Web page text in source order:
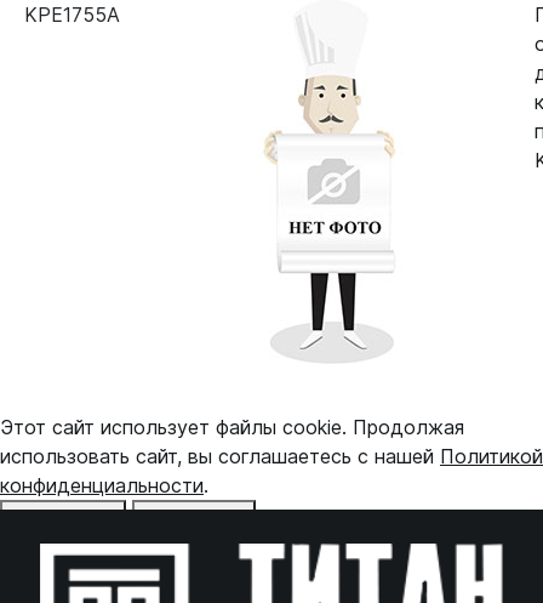
KPE1755A
Этот сайт использует файлы cookie. Продолжая
использовать сайт, вы соглашаетесь с нашей Политикой
конфиденциальности.